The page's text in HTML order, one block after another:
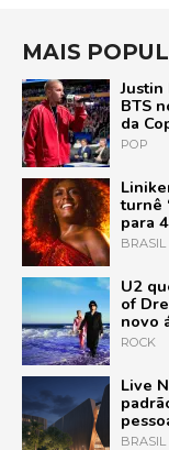
MAIS
BTS
da
POP
turnê
para
BRASIL
U2
of
novo
ROCK
Live
BRASIL